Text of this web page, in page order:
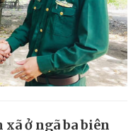
ở ngã ba biên